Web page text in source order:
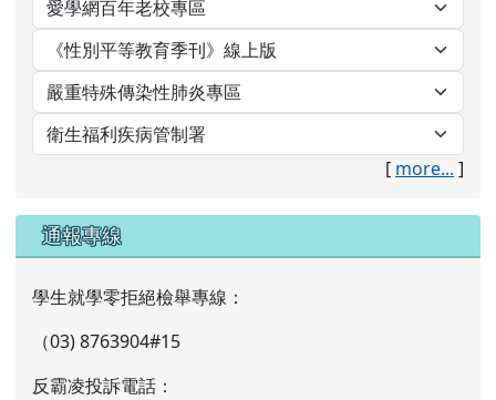
[ more... ]
通報專線
學生就學零拒絕檢舉專線：
（03) 8763904#15
反霸凌投訴電話：